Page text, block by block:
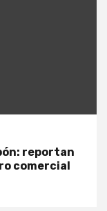
reportan
comercial